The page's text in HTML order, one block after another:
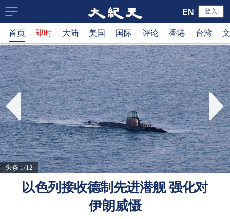
大
纪
元
新
闻
网
登入
EN
首页 即时 大陆 美国 国际 评论 香港 台湾
头条 1/12
以色列接收德制先进潜舰 强化对
伊朗威慑